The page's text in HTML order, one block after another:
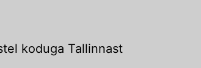
koduga Tallinnast